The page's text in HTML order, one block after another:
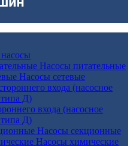
Насосы питательные
Насосы сетевые
входа (насосное
Д)
Насосы секционные
Насосы химические